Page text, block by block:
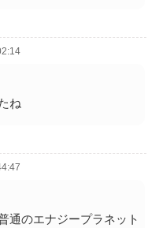
ね
通のエナジープラネット